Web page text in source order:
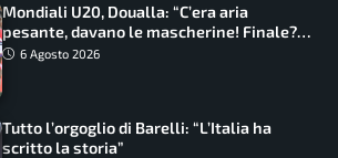
Mondiali U20, Doualla: “C’era aria
pesante, davano le mascherine! Finale?
Non ho nulla da perdere”
6 Agosto 2026
Tutto l’orgoglio di Barelli: “L’Italia ha
scritto la storia”